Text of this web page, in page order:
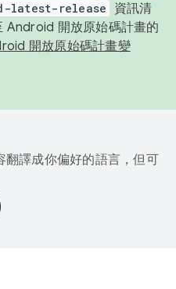
latest-release
資訊清
Android 開放原始碼計畫的
開放原始碼計畫變
譯成你偏好的語言，但可